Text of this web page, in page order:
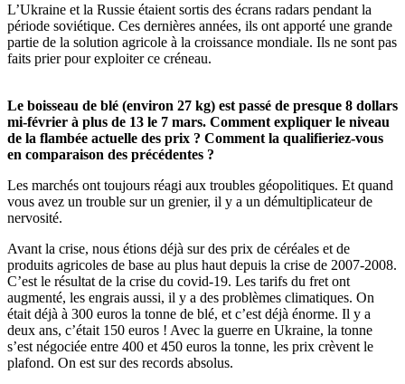
L’Ukraine et la Russie étaient sortis des écrans radars pendant la
période soviétique. Ces dernières années, ils ont apporté une grande
partie de la solution agricole à la croissance mondiale. Ils ne sont pas
faits prier pour exploiter ce créneau.
Le boisseau de blé (environ 27 kg) est passé de presque 8 dollars
mi-février à plus de 13 le 7 mars. Comment expliquer le niveau
de la flambée actuelle des prix ? Comment la qualifieriez-vous
en comparaison des précédentes ?
Les marchés ont toujours réagi aux troubles géopolitiques. Et quand
vous avez un trouble sur un grenier, il y a un démultiplicateur de
nervosité.
Avant la crise, nous étions déjà sur des prix de céréales et de
produits agricoles de base au plus haut depuis la crise de 2007-2008.
C’est le résultat de la crise du covid-19. Les tarifs du fret ont
augmenté, les engrais aussi, il y a des problèmes climatiques. On
était déjà à 300 euros la tonne de blé, et c’est déjà énorme. Il y a
deux ans, c’était 150 euros ! Avec la guerre en Ukraine, la tonne
s’est négociée entre 400 et 450 euros la tonne, les prix crèvent le
plafond. On est sur des records absolus.